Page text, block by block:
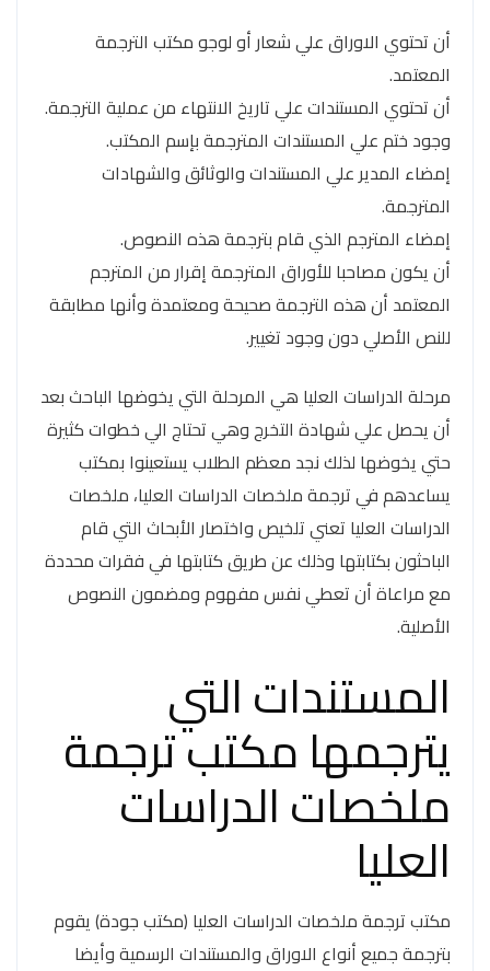
أن تحتوي الاوراق علي شعار أو لوجو مكتب الترجمة
المعتمد.
أن تحتوي المستندات علي تاريخ الانتهاء من عملية الترجمة.
وجود ختم علي المستندات المترجمة بإسم المكتب.
إمضاء المدير علي المستندات والوثائق والشهادات
المترجمة.
إمضاء المترجم الذي قام بترجمة هذه النصوص.
أن يكون مصاحبا للأوراق المترجمة إقرار من المترجم
المعتمد أن هذه الترجمة صحيحة ومعتمدة وأنها مطابقة
للنص الأصلي دون وجود تغيير.
مرحلة الدراسات العليا هي المرحلة التي يخوضها الباحث بعد
أن يحصل علي شهادة التخرج وهي تحتاج الي خطوات كثيرة
حتي يخوضها لذلك نجد معظم الطلاب يستعينوا بمكتب
يساعدهم في ترجمة ملخصات الدراسات العليا، ملخصات
الدراسات العليا تعني تلخيص واختصار الأبحاث التي قام
الباحثون بكتابتها وذلك عن طريق كتابتها في فقرات محددة
مع مراعاة أن تعطي نفس مفهوم ومضمون النصوص
الأصلية.
المستندات التي
يترجمها مكتب ترجمة
ملخصات الدراسات
العليا
مكتب ترجمة ملخصات الدراسات العليا (مكتب جودة) يقوم
بترجمة جميع أنواع الاوراق والمستندات الرسمية وأيضا